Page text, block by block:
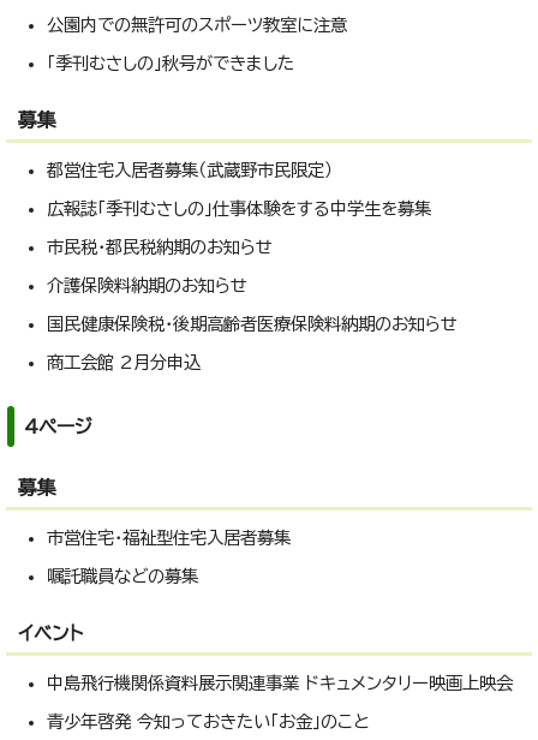
公園内での無許可のスポーツ教室に注意
「季刊むさしの」秋号ができました
募集
都営住宅入居者募集（武蔵野市民限定）
広報誌「季刊むさしの」仕事体験をする中学生を募集
市民税・都民税納期のお知らせ
介護保険料納期のお知らせ
国民健康保険税・後期高齢者医療保険料納期のお知らせ
商工会館 2月分申込
4ページ
募集
市営住宅・福祉型住宅入居者募集
嘱託職員などの募集
イベント
中島飛行機関係資料展示関連事業 ドキュメンタリー映画上映会
青少年啓発 今知っておきたい「お金」のこと